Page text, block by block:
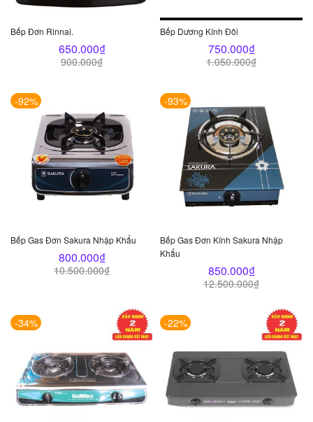
Bếp Đơn Rinnai.
900.000₫
650.000₫
Bếp Dương Kính Đôi
1.050.000₫
750.000₫
-92%
Bếp Gas Đơn Sakura Nhập Khẩu
10.500.000₫
800.000₫
-93%
Bếp Gas Đơn Kính Sakura Nhập
Khẩu
12.500.000₫
850.000₫
-34% -22%